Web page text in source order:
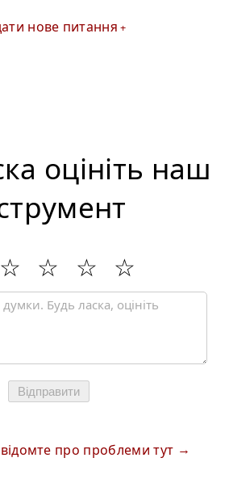
нове питання
оцініть наш
Відправити
про проблеми тут